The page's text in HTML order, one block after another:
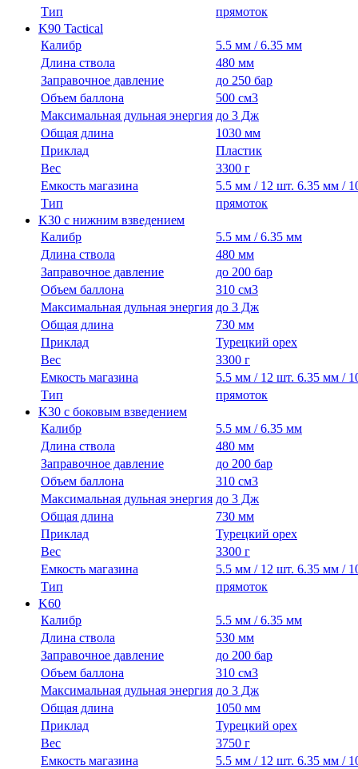
Тип
прямоток
K90 Tactical
Калибр
5.5 мм / 6.35 мм
Длина ствола
480 мм
Заправочное давление
до 250 бар
Объем баллона
500 см3
Максимальная дульная энергия до 3 Дж
Общая длина
1030 мм
Приклад
Пластик
Вес
3300 г
Емкость магазина
5.5 мм / 12 шт. 6.35 мм /
Тип
прямоток
K30 с нижним взведением
Калибр
5.5 мм / 6.35 мм
Длина ствола
480 мм
Заправочное давление
до 200 бар
Объем баллона
310 см3
Максимальная дульная энергия до 3 Дж
Общая длина
730 мм
Приклад
Турецкий орех
Вес
3300 г
Емкость магазина
5.5 мм / 12 шт. 6.35 мм /
Тип
прямоток
K30 с боковым взведением
Калибр
5.5 мм / 6.35 мм
Длина ствола
480 мм
Заправочное давление
до 200 бар
Объем баллона
310 см3
Максимальная дульная энергия до 3 Дж
Общая длина
730 мм
Приклад
Турецкий орех
Вес
3300 г
Емкость магазина
5.5 мм / 12 шт. 6.35 мм /
Тип
прямоток
K60
Калибр
5.5 мм / 6.35 мм
Длина ствола
530 мм
Заправочное давление
до 200 бар
Объем баллона
310 см3
Максимальная дульная энергия до 3 Дж
Общая длина
1050 мм
Приклад
Турецкий орех
Вес
3750 г
Емкость магазина
5.5 мм / 12 шт. 6.35 мм /